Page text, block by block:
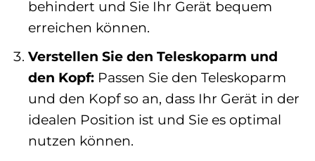
behindert und Sie Ihr Gerät bequem
erreichen können.
Verstellen Sie den Teleskoparm und
den Kopf: Passen Sie den Teleskoparm
und den Kopf so an, dass Ihr Gerät in der
idealen Position ist und Sie es optimal
nutzen können.